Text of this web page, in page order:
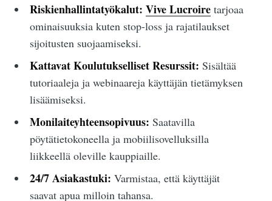
Riskienhallintatyökalut: Vive Lucroiretarjoaa
ominaisuuksia kuten stop-loss ja rajatilaukset
sijoitusten suojaamiseksi.
Kattavat Koulutukselliset Resurssit: Sisältää
tutoriaaleja ja webinaareja käyttäjän tietämyksen
lisäämiseksi.
Monilaiteyhteensopivuus: Saatavilla
pöytätietokoneella ja mobiilisovelluksilla
liikkeellä oleville kauppiaille.
24/7 Asiakastuki: Varmistaa, että käyttäjät
saavat apua milloin tahansa.